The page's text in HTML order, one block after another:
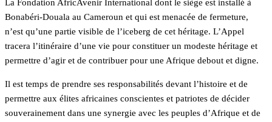
La Fondation AfricAvenir International dont le siège est installé à
Bonabéri-Douala au Cameroun et qui est menacée de fermeture,
n’est qu’une partie visible de l’iceberg de cet héritage. L’Appel
tracera l’itinéraire d’une vie pour constituer un modeste héritage et
permettre d’agir et de contribuer pour une Afrique debout et digne.
Il est temps de prendre ses responsabilités devant l’histoire et de
permettre aux élites africaines conscientes et patriotes de décider
souverainement dans une synergie avec les peuples d’Afrique et de